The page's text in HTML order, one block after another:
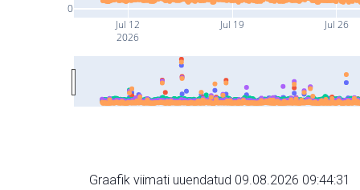
Jul 12
2026
Jul 19 Jul 26
0
Graafik viimati uuendatud 09.08.2026 09:44:31